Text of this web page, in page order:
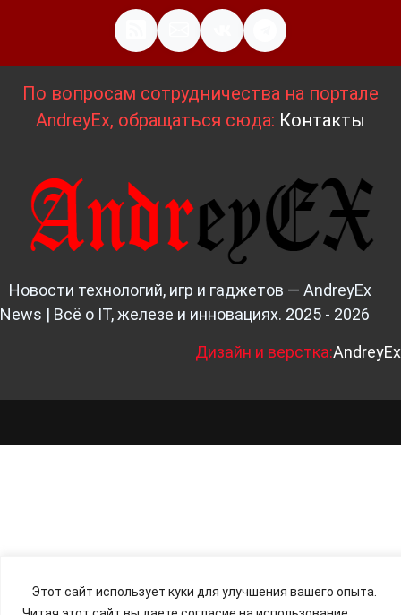
Этот сайт использует куки для улучшения вашего опыта.
По вопросам сотрудничества на портале
AndreyEx, обращаться сюда: Контакты
Новости технологий, игр и гаджетов — AndreyEx
News | Всё о IT, железе и инновациях. 2025 - 2026
Дизайн и верстка:AndreyEx